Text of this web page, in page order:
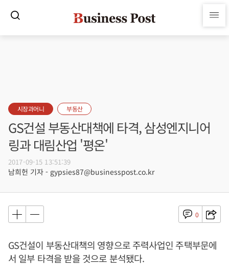
시장과머니 부동산
GS건설 부동산대책에 타격, 삼성엔지니어
링과 대림산업 '평온'
2017-09-15 13:51:39
남희헌 기자 - gypsies87@businesspost.co.kr
0
GS건설이 부동산대책의 영향으로 주력사업인 주택부문에
서 일부 타격을 받을 것으로 분석됐다.